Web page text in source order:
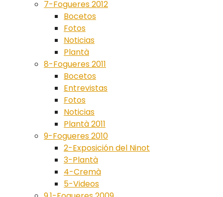
7-Fogueres 2012
Bocetos
Fotos
Noticias
Plantà
8-Fogueres 2011
Bocetos
Entrevistas
Fotos
Noticias
Plantà 2011
9-Fogueres 2010
2-Exposición del Ninot
3-Plantà
4-Cremà
5-Videos